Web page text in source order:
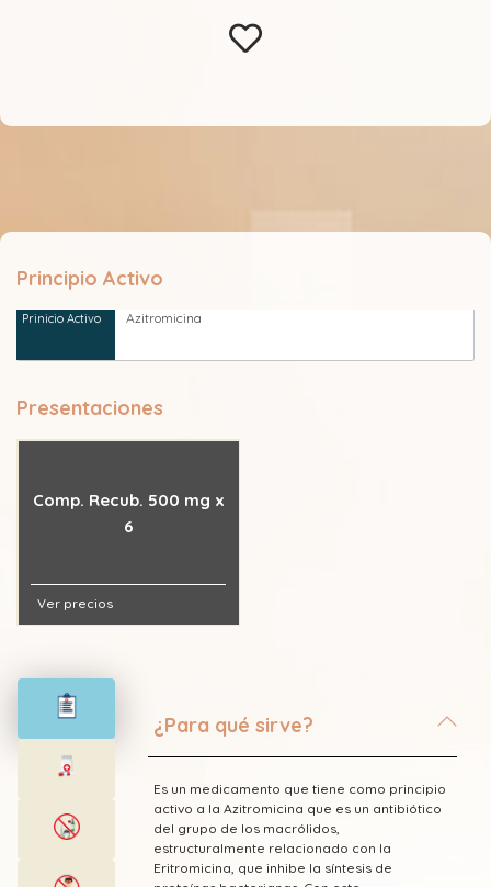
Principio Activo
Azitromicina
Presentaciones
Comp. Recub. 500 mg x
6
Ver precios
¿Para qué sirve?
Es un medicamento que tiene como principio
activo a la Azitromicina que es un antibiótico
del grupo de los macrólidos,
estructuralmente relacionado con la
Eritromicina, que inhibe la síntesis de